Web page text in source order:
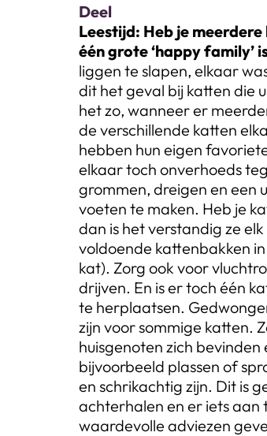
Deel
Leestijd: Heb je
één grote ‘happy family’
liggen te slapen, elkaar
dit het geval bij katten die
het zo, wanneer er
de verschillende katten
hebben hun eigen
elkaar toch onverhoeds
grommen, dreigen en een
voeten te maken. Heb je
dan is het verstandig ze
voldoende kattenbakken
kat). Zorg ook voor
drijven. En is er toch één
te herplaatsen.
zijn voor sommige katten.
huisgenoten zich bevinden
bijvoorbeeld plassen of
en schrikachtig zijn. Dit is
achterhalen en er iets
waardevolle adviezen